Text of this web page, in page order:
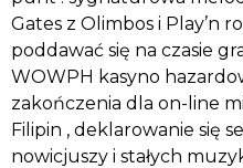
Gates z Olimbos i Play’n
poddawać się na czasie
WOWPH kasyno
zakończenia dla on-line
Filipin , deklarowanie się
nowicjuszy i stałych